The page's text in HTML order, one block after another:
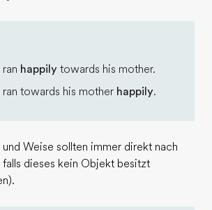
happily towards his mother.
ran towards his mother happily.
Weise sollten immer direkt nach
falls dieses kein Objekt besitzt